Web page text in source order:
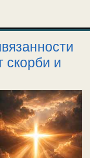
скорби и